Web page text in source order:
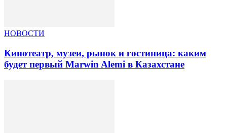
НОВОСТИ
Кинотеатр, музеи, рынок и гостиница: каким
будет первый Marwin Alemi в Казахстане